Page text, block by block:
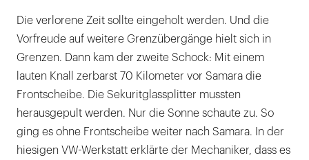
Die verlorene Zeit sollte eingeholt werden. Und die
Vorfreude auf weitere Grenzübergänge hielt sich in
Grenzen. Dann kam der zweite Schock: Mit einem
lauten Knall zerbarst 70 Kilometer vor Samara die
Frontscheibe. Die Sekuritglassplitter mussten
herausgepult werden. Nur die Sonne schaute zu. So
ging es ohne Frontscheibe weiter nach Samara. In der
hiesigen VW-Werkstatt erklärte der Mechaniker, dass es